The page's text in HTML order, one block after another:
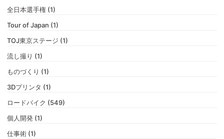
全日本選手権 (1)
Tour of Japan (1)
TOJ東京ステージ (1)
流し撮り (1)
ものづくり (1)
3Dプリンタ (1)
ロードバイク (549)
個人開発 (1)
仕事術 (1)